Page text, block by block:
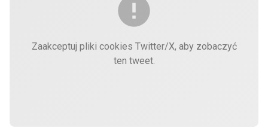
Zaakceptuj pliki cookies Twitter/X, aby zobaczyć
ten tweet.